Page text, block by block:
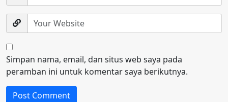
Simpan nama, email, dan situs web saya pada
peramban ini untuk komentar saya berikutnya.